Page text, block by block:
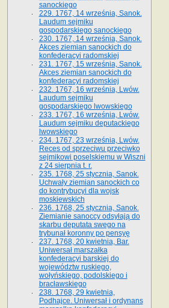
sanockiego
229. 1767, 14 września, Sanok.
Laudum sejmiku
gospodarskiego sanockiego
230. 1767, 14 września, Sanok.
Akces ziemian sanockich do
konfederacyi radomskiej
231. 1767, 15 września, Sanok.
Akces ziemian sanockich do
konfederacyi radomskiej
232. 1767, 16 września, Lwów.
Laudum sejmiku
gospodarskiego lwowskiego
233. 1767, 16 września, Lwów.
Laudum sejmiku deputackiego
lwowskiego
234. 1767, 23 września, Lwów.
Reces od sprzeciwu przeciwko
sejmikowi poselskiemu w Wiszni
z 24 sierpnia t. r.
235. 1768, 25 stycznia, Sanok.
Uchwały ziemian sanockich co
do kontrybucyi dla wojsk
moskiewskich
236. 1768, 25 stycznia, Sanok.
Ziemianie sanoccy odsyłają do
skarbu deputata swego na
trybunał koronny po pensyę
237. 1768, 20 kwietnia, Bar.
Uniwersał marszałka
konfederacyi barskiej do
województw ruskiego,
wołyńskiego, podolskiego i
bracławskiego
238. 1768, 29 kwietnia,
Podhajce. Uniwersał i ordynans